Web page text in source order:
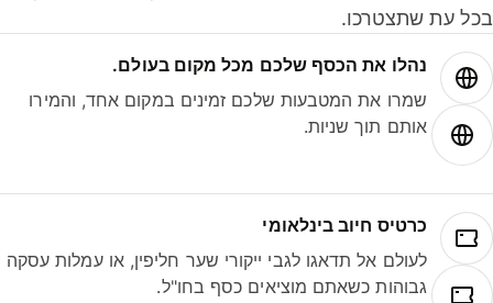
עת שתצטרכו.
נהלו את הכסף שלכם מכל מקום בעולם.
שמרו את המטבעות שלכם זמינים במקום אחד, והמירו
אותם תוך שניות.
כרטיס חיוב בינלאומי
לעולם אל תדאגו לגבי ייקורי שער חליפין, או עמלות עסקה
גבוהות כשאתם מוציאים כסף בחו"ל.